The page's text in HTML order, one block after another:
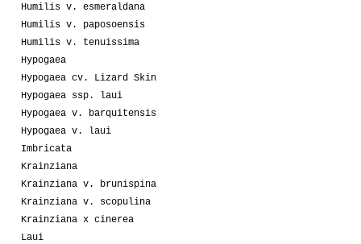
Humilis v. esmeraldana
Humilis v. paposoensis
Humilis v. tenuissima
Hypogaea
Hypogaea cv. Lizard Skin
Hypogaea ssp. laui
Hypogaea v. barquitensis
Hypogaea v. laui
Imbricata
Krainziana
Krainziana v. brunispina
Krainziana v. scopulina
Krainziana x cinerea
Laui